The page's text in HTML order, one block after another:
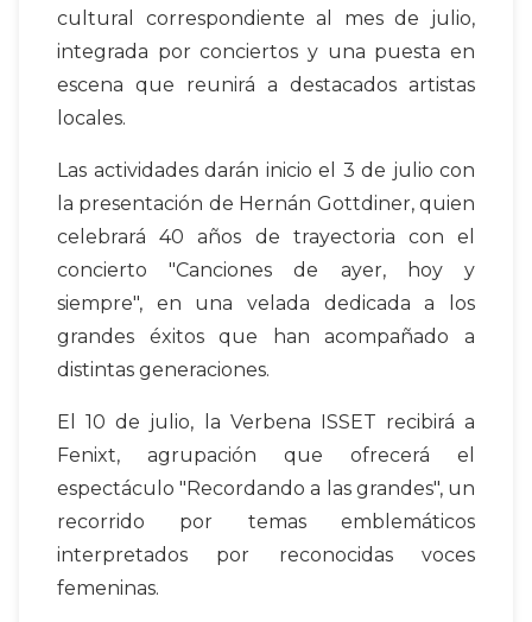
cultural correspondiente al mes de julio,
integrada por conciertos y una puesta en
escena que reunirá a destacados artistas
locales.
Las actividades darán inicio el 3 de julio con
la presentación de Hernán Gottdiner, quien
celebrará 40 años de trayectoria con el
concierto "Canciones de ayer, hoy y
siempre", en una velada dedicada a los
grandes éxitos que han acompañado a
distintas generaciones.
El 10 de julio, la Verbena ISSET recibirá a
Fenixt, agrupación que ofrecerá el
espectáculo "Recordando a las grandes", un
recorrido por temas emblemáticos
interpretados por reconocidas voces
femeninas.